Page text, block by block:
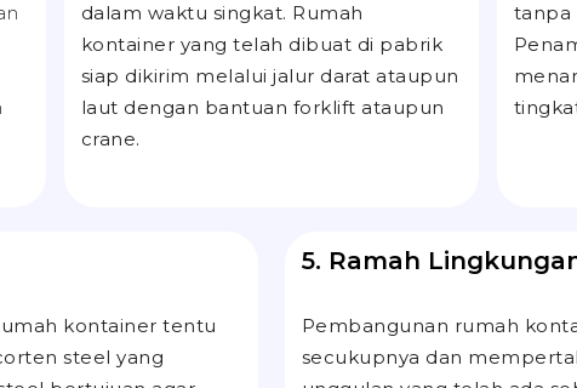
dalam waktu singkat. Rumah
kontainer yang telah dibuat di pabrik
siap dikirim melalui jalur darat ataupun
laut dengan bantuan forklift ataupun
crane.
tanpa
kontainer tentu
steel yang
5. Ramah
Pembangunan rumah
secukupnya dan